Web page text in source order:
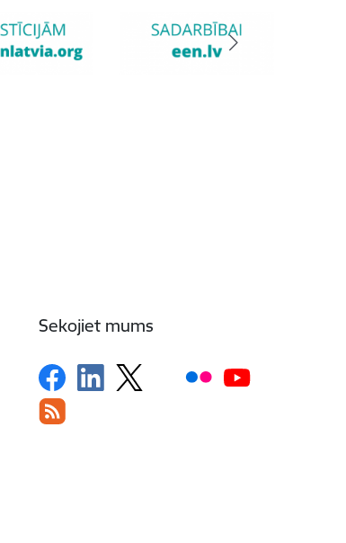
Sekojiet mums